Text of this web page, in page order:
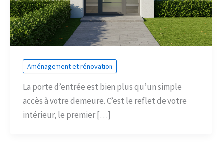
Aménagement et rénovation
La porte d’entrée est bien plus qu’un simple
accès à votre demeure. C’est le reflet de votre
intérieur, le premier […]